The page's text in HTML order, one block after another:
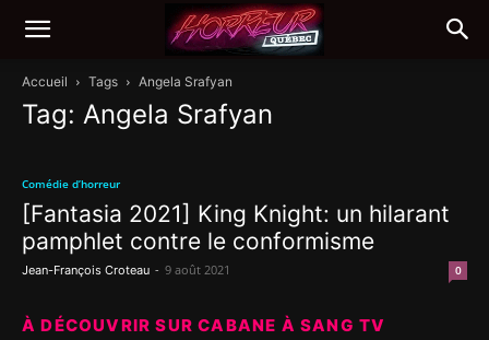
Accueil Tags Angela Srafyan
Tag: Angela Srafyan
Comédie d’horreur
[Fantasia 2021] King Knight: un hilarant
pamphlet contre le conformisme
Jean-François Croteau - 9 août 2021 0
À DÉCOUVRIR SUR CABANE À SANG TV